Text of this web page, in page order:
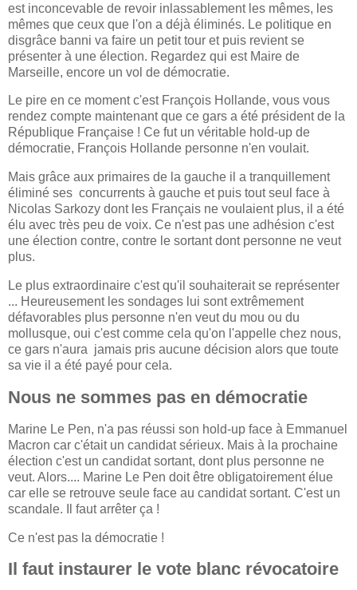
est inconcevable de revoir inlassablement les mêmes, les
mêmes que ceux que l'on a déjà éliminés. Le politique en
disgrâce banni va faire un petit tour et puis revient se
présenter à une élection. Regardez qui est Maire de
Marseille, encore un vol de démocratie.
Le pire en ce moment c'est François Hollande, vous vous
rendez compte maintenant que ce gars a été président de la
République Française ! Ce fut un véritable hold-up de
démocratie, François Hollande personne n'en voulait.
Mais grâce aux primaires de la gauche il a tranquillement
éliminé ses concurrents à gauche et puis tout seul face à
Nicolas Sarkozy dont les Français ne voulaient plus, il a été
élu avec très peu de voix. Ce n'est pas une adhésion c'est
une élection contre, contre le sortant dont personne ne veut
plus.
Le plus extraordinaire c'est qu'il souhaiterait se représenter
... Heureusement les sondages lui sont extrêmement
défavorables plus personne n'en veut du mou ou du
mollusque, oui c'est comme cela qu'on l'appelle chez nous,
ce gars n'aura jamais pris aucune décision alors que toute
sa vie il a été payé pour cela.
Nous ne sommes pas en démocratie
Marine Le Pen, n'a pas réussi son hold-up face à Emmanuel
Macron car c'était un candidat sérieux. Mais à la prochaine
élection c'est un candidat sortant, dont plus personne ne
veut. Alors.... Marine Le Pen doit être obligatoirement élue
car elle se retrouve seule face au candidat sortant. C'est un
scandale. Il faut arrêter ça !
Ce n'est pas la démocratie !
Il faut instaurer le vote blanc révocatoire